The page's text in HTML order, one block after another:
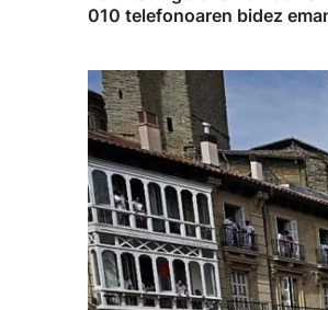
010 telefonoaren bidez